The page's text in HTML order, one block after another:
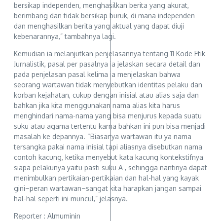
bersikap independen, menghasilkan berita yang akurat,
berimbang dan tidak bersikap buruk, di mana independen
dan menghasilkan berita yang aktual yang dapat diuji
kebenarannya,” tambahnya lagi.
Kemudian ia melanjutkan penjelasannya tentang 11 Kode Etik
Jurnalistik, pasal per pasalnya ia jelaskan secara detail dan
pada penjelasan pasal kelima ia menjelaskan bahwa
seorang wartawan tidak menyebutkan identitas pelaku dan
korban kejahatan, cukup dengan inisial atau alias saja dan
bahkan jika kita menggunakan nama alias kita harus
menghindari nama-nama yang bisa menjurus kepada suatu
suku atau agama tertentu karna bahkan ini pun bisa menjadi
masalah ke depannya. “Biasanya wartawan itu ya nama
tersangka pakai nama inisial tapi aliasnya disebutkan nama
contoh kacung, ketika menyebut kata kacung kontekstifnya
siapa pelakunya yaitu pasti suku A , sehingga nantinya dapat
menimbulkan pertikaian-pertikaian dan hal-hal yang kayak
gini–peran wartawan–sangat kita harapkan jangan sampai
hal-hal seperti ini muncul,” jelasnya.
Reporter : Almuminin